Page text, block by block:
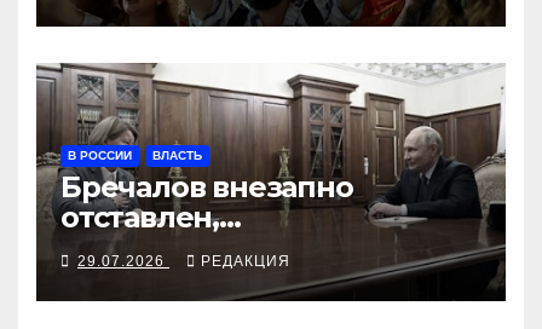
В РОССИИ ВЛАСТЬ
Бречалов внезапно
отставлен,
бесперебойность
оборонзаказа требуется
теперь от Абрамовой
29.07.2026 РЕДАКЦИЯ